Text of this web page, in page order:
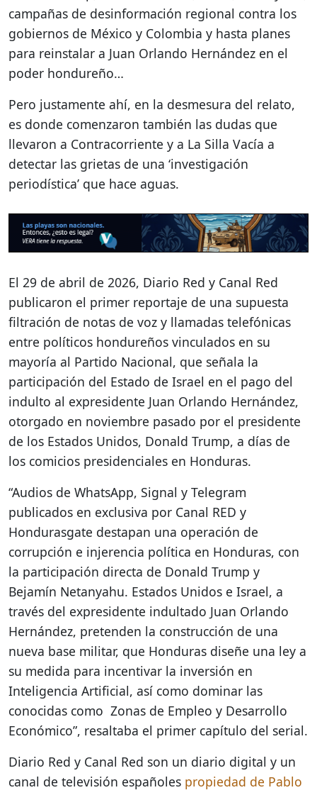
campañas de desinformación regional contra los
gobiernos de México y Colombia y hasta planes
para reinstalar a Juan Orlando Hernández en el
poder hondureño…
Pero justamente ahí, en la desmesura del relato,
es donde comenzaron también las dudas que
llevaron a Contracorriente y a La Silla Vacía a
detectar las grietas de una ‘investigación
periodística’ que hace aguas.
El 29 de abril de 2026, Diario Red y Canal Red
publicaron el primer reportaje de una supuesta
filtración de notas de voz y llamadas telefónicas
entre políticos hondureños vinculados en su
mayoría al Partido Nacional, que señala la
participación del Estado de Israel en el pago del
indulto al expresidente Juan Orlando Hernández,
otorgado en noviembre pasado por el presidente
de los Estados Unidos, Donald Trump, a días de
los comicios presidenciales en Honduras.
“Audios de WhatsApp, Signal y Telegram
publicados en exclusiva por Canal RED y
Hondurasgate destapan una operación de
corrupción e injerencia política en Honduras, con
la participación directa de Donald Trump y
Bejamín Netanyahu. Estados Unidos e Israel, a
través del expresidente indultado Juan Orlando
Hernández, pretenden la construcción de una
nueva base militar, que Honduras diseñe una ley a
su medida para incentivar la inversión en
Inteligencia Artificial, así como dominar las
conocidas como Zonas de Empleo y Desarrollo
Económico”, resaltaba el primer capítulo del serial.
Diario Red y Canal Red son un diario digital y un
canal de televisión españoles propiedad de Pablo